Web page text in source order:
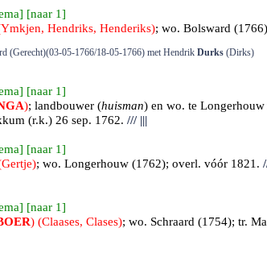
] [naar 1]
Hendriks, Henderiks); wo. Bolsward
(Gerecht)(03-05-1766/18-05-1766) met Hendrik Durks (Dirks)
] [naar 1]
); landbouwer (huisman) en wo. te
(r.k.) 26 sep. 1762. ///|||
] [naar 1]
; wo. Longerhouw (1762); overl. vóór 1821.
] [naar 1]
) (Claases, Clases); wo. Schraard (1754); tr.